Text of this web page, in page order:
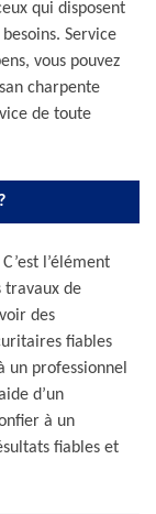
qui disposent
Service
vous pouvez
charpente
de toute
l’élément
travaux de
des
fiables
un professionnel
d’un
à un
fiables et